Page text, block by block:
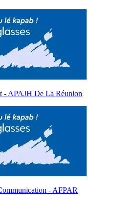
- APAJH De La Réunion
- AFPAR